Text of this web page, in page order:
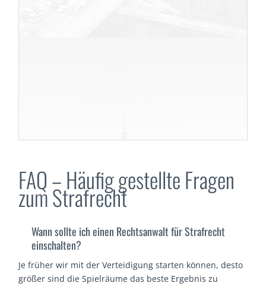
FAQ – Häufig gestellte Fragen
zum Strafrecht
Wann sollte ich einen Rechtsanwalt für Strafrecht
einschalten?
Je früher wir mit der Verteidigung starten können, desto
größer sind die Spielräume das beste Ergebnis zu